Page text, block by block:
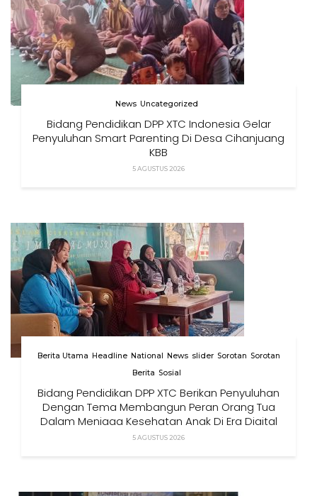
News Uncategorized
Bidang Pendidikan DPP XTC Indonesia Gelar
Penyuluhan Smart Parenting Di Desa Cihanjuang
KBB
5 AGUSTUS 2026
Berita Utama Headline National News slider Sorotan Sorotan
Berita Sosial
Bidang Pendidikan DPP XTC Berikan Penyuluhan
Dengan Tema Membangun Peran Orang Tua
Dalam Menjaga Kesehatan Anak Di Era Digital
5 AGUSTUS 2026